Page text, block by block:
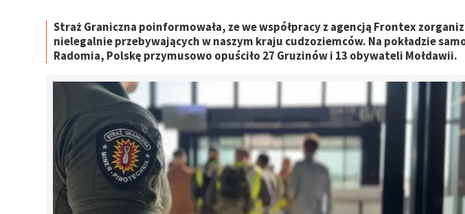
Straż Graniczna poinformowała, ze we współpracy z agencją Frontex
nielegalnie przebywających w naszym kraju cudzoziemców. Na pokładzie
Radomia, Polskę przymusowo opuściło 27 Gruzinów i 13 obywateli Mołdawii.